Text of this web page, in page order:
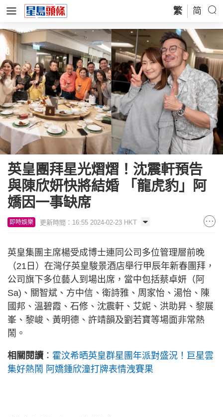
繁 简
英皇團拜星光熠熠！沈震軒預告
與陳欣妍快將結婚 「龍虎豹」阿
嬌因一事缺席
即時娛樂 更新時間：16:55 2024-02-23 HKT
英皇集團主席楊受成博士連同公司多位管理層前晚
（21日）在灣仔英皇駿景酒店舉行甲辰年新春團拜，
公司旗下多位藝人到場出席，當中包括蔡卓妍（阿
Sa)、關智斌、方中信、衛詩雅、周家怡、湯怡、陳
國邦、溫碧霞、石修、沈震軒、艾妮、洪助昇、黎展
峯、黎峻、黃明德、許靖韻及劉若寶等場面非常熱
鬧。
相關閱讀 ： 霍汶希晒英皇群星團年派對盛況！巨星雲
集好熱鬧 阿嬌鍾欣潼打牌表情洩賽果